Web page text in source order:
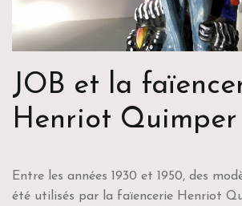
JOB et la
Henriot Quimper
Entre les années 1930 et 1950, des
été utilisés par la faïencerie Henriot